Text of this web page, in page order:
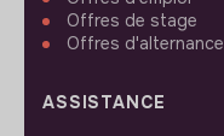
Offres de stage
Offres d'alternance
ASSISTANCE